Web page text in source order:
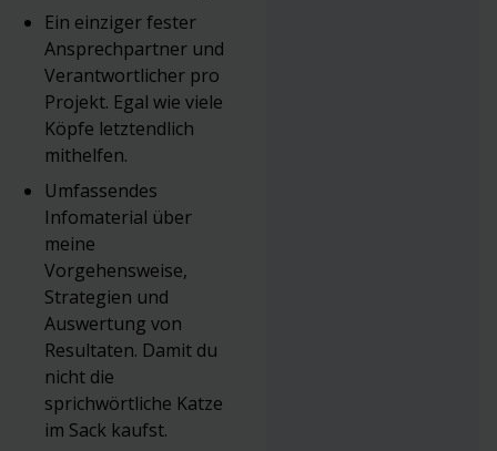
Ein einziger fester
Ansprechpartner und
Verantwortlicher pro
Projekt. Egal wie viele
Köpfe letztendlich
mithelfen.
Umfassendes
Infomaterial über
meine
Vorgehensweise,
Strategien und
Auswertung von
Resultaten. Damit du
nicht die
sprichwörtliche Katze
im Sack kaufst.